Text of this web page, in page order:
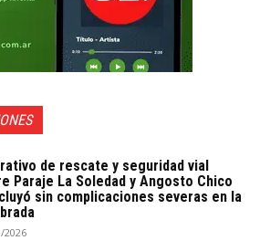
de rescate y seguridad vial
Paraje La Soledad y Angosto Chico
sin complicaciones severas en la
2026